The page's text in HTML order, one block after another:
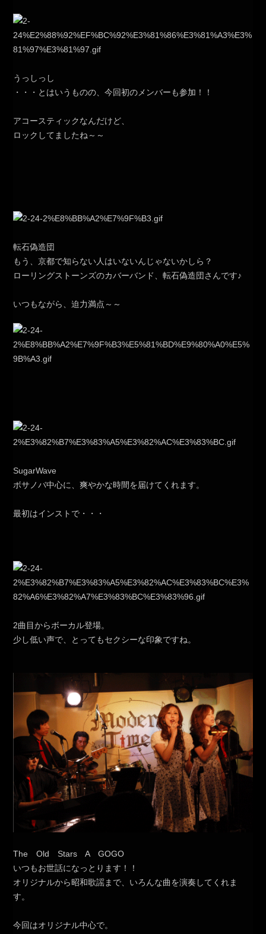
うっしっし
・・・とはいうものの、今回初のメンバーも参加！！
アコースティックなんだけど、
ロックしてましたね～～
転石偽造団
もう、京都で知らない人はいないんじゃないかしら？
ローリングストーンズのカバーバンド、転石偽造団さんです♪
いつもながら、迫力満点～～
SugarWave
ボサノバ中心に、爽やかな時間を届けてくれます。
最初はインストで・・・
2曲目からボーカル登場。
少し低い声で、とってもセクシーな印象ですね。
The Old Stars A GOGO
いつもお世話になっとります！！
オリジナルから昭和歌謡まで、いろんな曲を演奏してくれま
す。
今回はオリジナル中心で。